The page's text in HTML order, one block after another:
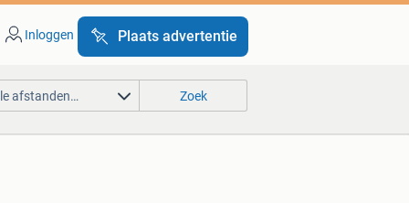
Inloggen Plaats advertentie
afstanden… Zoek